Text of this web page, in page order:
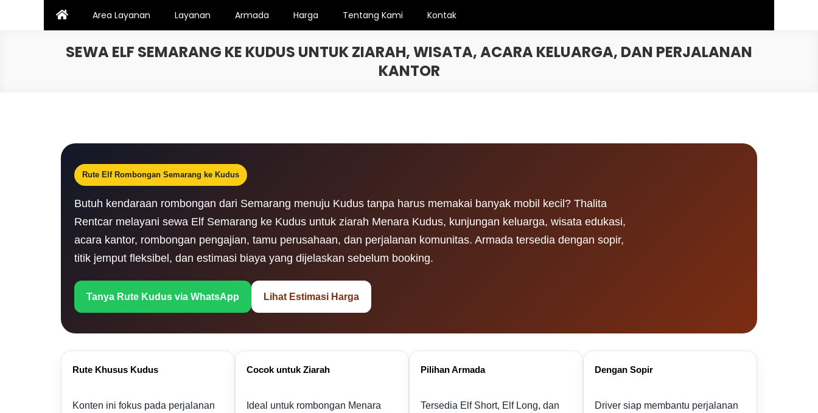
Area Layanan Layanan Armada Harga Tentang Kami Kontak
SEWA ELF SEMARANG KE KUDUS UNTUK ZIARAH, WISATA, ACARA KELUARGA, DAN PERJALANAN
KANTOR
Rute Elf Rombongan Semarang ke Kudus
Butuh kendaraan rombongan dari Semarang menuju Kudus tanpa harus memakai banyak mobil kecil? Thalita
Rentcar melayani sewa Elf Semarang ke Kudus untuk ziarah Menara Kudus, kunjungan keluarga, wisata edukasi,
acara kantor, rombongan pengajian, tamu perusahaan, dan perjalanan komunitas. Armada tersedia dengan sopir,
titik jemput fleksibel, dan estimasi biaya yang dijelaskan sebelum booking.
Tanya Rute Kudus via WhatsApp Lihat Estimasi Harga
Rute Khusus Kudus
Konten ini fokus pada perjalanan
Cocok untuk Ziarah
Ideal untuk rombongan Menara
Pilihan Armada
Tersedia Elf Short, Elf Long, dan
Dengan Sopir
Driver siap membantu perjalanan